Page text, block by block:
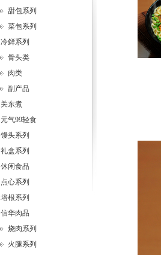
甜包系列
菜包系列
冷鲜系列
骨头类
肉类
副产品
关东煮
元气99轻食
馒头系列
礼盒系列
休闲食品
点心系列
培根系列
信华肉品
烧肉系列
火腿系列